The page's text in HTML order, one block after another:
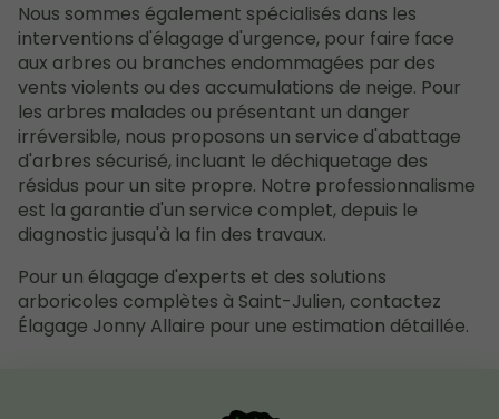
Nous sommes également spécialisés dans les
interventions d'élagage d'urgence, pour faire face
aux arbres ou branches endommagées par des
vents violents ou des accumulations de neige. Pour
les arbres malades ou présentant un danger
irréversible, nous proposons un service d'abattage
d'arbres sécurisé, incluant le déchiquetage des
résidus pour un site propre. Notre professionnalisme
est la garantie d'un service complet, depuis le
diagnostic jusqu'à la fin des travaux.
Pour un élagage d'experts et des solutions
arboricoles complètes à Saint-Julien, contactez
Élagage Jonny Allaire pour une estimation détaillée.